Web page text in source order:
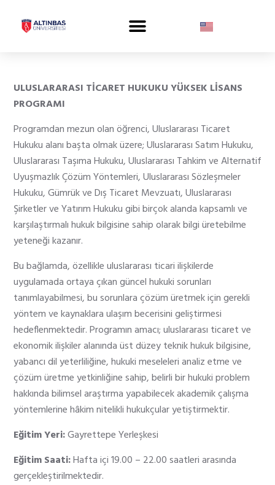
ULUSLARARASI TİCARET HUKUKU YÜKSEK LİSANS
PROGRAMI
Programdan mezun olan öğrenci, Uluslararası Ticaret
Hukuku alanı başta olmak üzere; Uluslararası Satım Hukuku,
Uluslararası Taşıma Hukuku, Uluslararası Tahkim ve Alternatif
Uyuşmazlık Çözüm Yöntemleri, Uluslararası Sözleşmeler
Hukuku, Gümrük ve Dış Ticaret Mevzuatı, Uluslararası
Şirketler ve Yatırım Hukuku gibi birçok alanda kapsamlı ve
karşılaştırmalı hukuk bilgisine sahip olarak bilgi üretebilme
yeteneği kazanır.
Bu bağlamda, özellikle uluslararası ticari ilişkilerde
uygulamada ortaya çıkan güncel hukuki sorunları
tanımlayabilmesi, bu sorunlara çözüm üretmek için gerekli
yöntem ve kaynaklara ulaşım becerisini geliştirmesi
hedeflenmektedir. Programın amacı; uluslararası ticaret ve
ekonomik ilişkiler alanında üst düzey teknik hukuk bilgisine,
yabancı dil yeterliliğine, hukuki meseleleri analiz etme ve
çözüm üretme yetkinliğine sahip, belirli bir hukuki problem
hakkında bilimsel araştırma yapabilecek akademik çalışma
yöntemlerine hâkim nitelikli hukukçular yetiştirmektir.
Eğitim Yeri:Gayrettepe Yerleşkesi
Eğitim Saati:Hafta içi 19.00 – 22.00 saatleri arasında
gerçekleştirilmektedir.